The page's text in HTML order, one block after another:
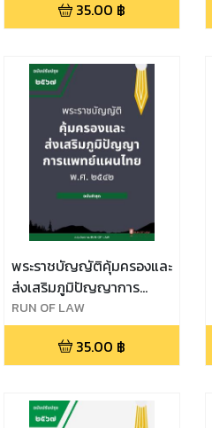
35.00 ฿
พระราชบัญญัติคุ้มครองและ
ส่งเสริมภูมิปัญญาการ
แพทย์แผนไทย พ.ศ. ๒๕๔๒
RUN OF LAW
35.00 ฿